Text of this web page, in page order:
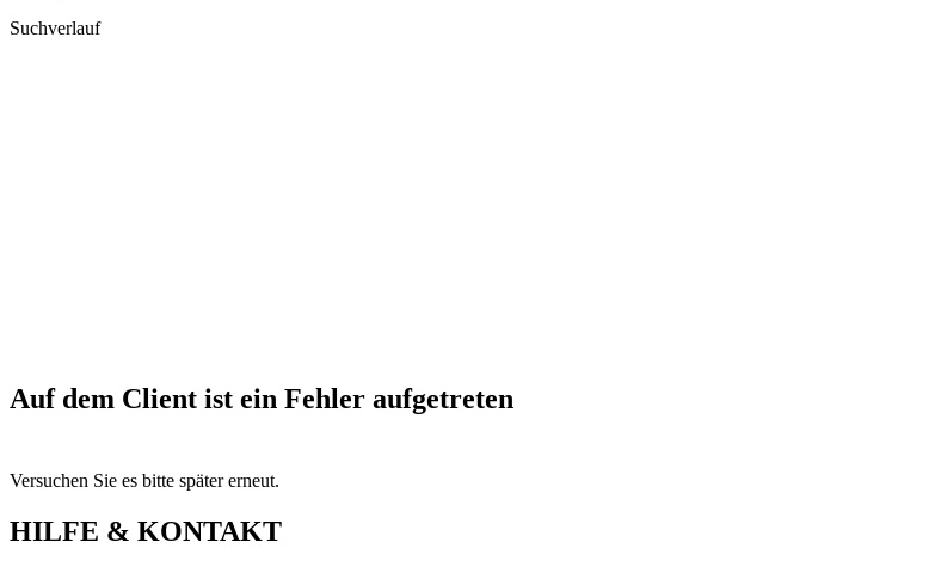
Suchverlauf
Auf dem Client ist ein Fehler aufgetreten
Versuchen Sie es bitte später erneut.
HILFE & KONTAKT